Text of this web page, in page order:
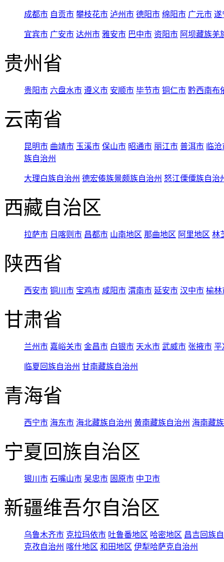
成都市 自贡市 攀枝花市 泸州市 德阳市 绵阳市 广元市 遂
宜宾市 广安市 达州市 雅安市 巴中市 资阳市 阿坝藏族羌
贵州省
贵阳市 六盘水市 遵义市 安顺市 毕节市 铜仁市 黔西南布
云南省
昆明市 曲靖市 玉溪市 保山市 昭通市 丽江市 普洱市 临
族自治州
大理白族自治州 德宏傣族景颇族自治州 怒江傈僳族自治
西藏自治区
拉萨市 日喀则市 昌都市 山南地区 那曲地区 阿里地区 林
陕西省
西安市 铜川市 宝鸡市 咸阳市 渭南市 延安市 汉中市 榆林
甘肃省
兰州市 嘉峪关市 金昌市 白银市 天水市 武威市 张掖市 平
临夏回族自治州 甘南藏族自治州
青海省
西宁市 海东市 海北藏族自治州 黄南藏族自治州 海南藏
宁夏回族自治区
银川市 石嘴山市 吴忠市 固原市 中卫市
新疆维吾尔自治区
乌鲁木齐市 克拉玛依市 吐鲁番地区 哈密地区 昌吉回族
克孜自治州 喀什地区 和田地区 伊犁哈萨克自治州